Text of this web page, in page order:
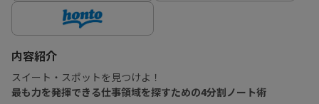
内容紹介
スイート・スポットを見つけよ！
最も力を発揮できる仕事領域を探すための4分割ノート術